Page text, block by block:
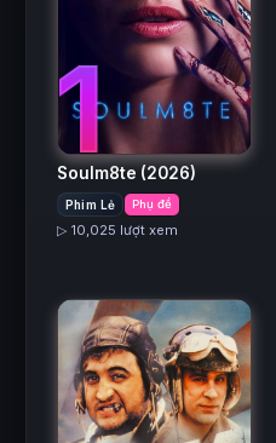
1
Soulm8te (2026)
Phim Lẻ Phụ đề
▷ 10,025 lượt xem